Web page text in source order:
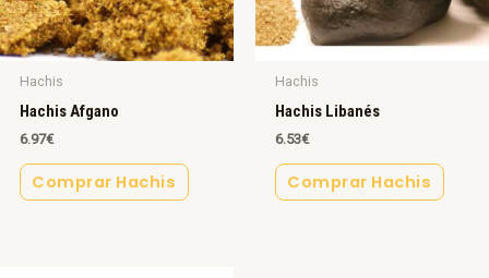
Hachis
Hachis Afgano
6.97€
Comprar Hachis
Hachis
Hachis Libanés
6.53€
Comprar Hachis